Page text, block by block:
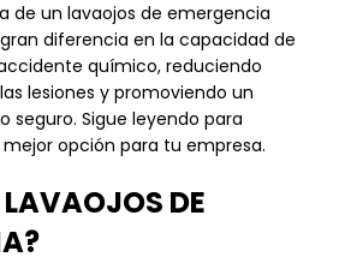
de un lavaojos de emergencia
diferencia en la capacidad de
químico, reduciendo
lesiones y promoviendo un
seguro. Sigue leyendo para
opción para tu empresa.
LAVAOJOS DE